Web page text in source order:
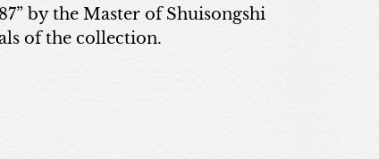
藝術家
by the Master of Shuisongshi
of the collection.